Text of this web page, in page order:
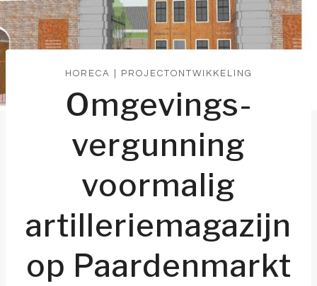
HORECA PROJECTONTWIKKELING
Omgevings-
vergunning
voormalig
artilleriemagazijn
op Paardenmarkt